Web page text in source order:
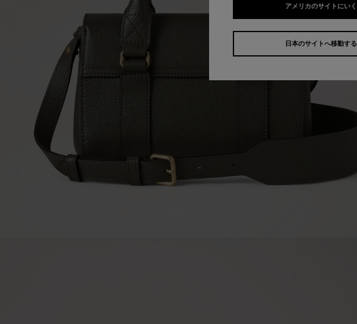
アメリカのサイトにいく
日本のサイトへ移動する